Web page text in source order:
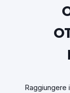
Raggiungere